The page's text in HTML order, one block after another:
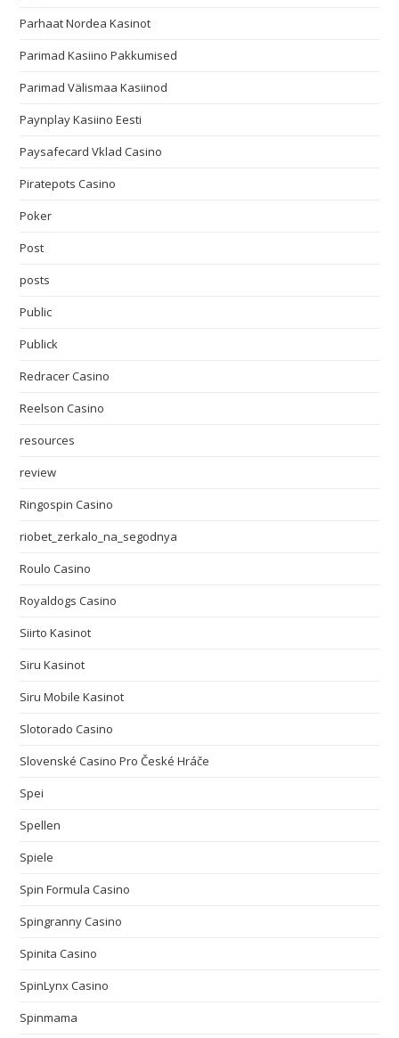
Parhaat Nordea Kasinot
Parimad Kasiino Pakkumised
Parimad Välismaa Kasiinod
Paynplay Kasiino Eesti
Paysafecard Vklad Casino
Piratepots Casino
Poker
Post
posts
Public
Publick
Redracer Casino
Reelson Casino
resources
review
Ringospin Casino
riobet_zerkalo_na_segodnya
Roulo Casino
Royaldogs Casino
Siirto Kasinot
Siru Kasinot
Siru Mobile Kasinot
Slotorado Casino
Slovenské Casino Pro České Hráče
Spei
Spellen
Spiele
Spin Formula Casino
Spingranny Casino
Spinita Casino
SpinLynx Casino
Spinmama